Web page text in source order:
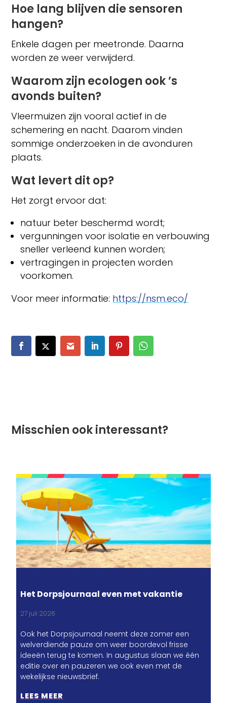
Hoe lang blijven die sensoren
hangen?
Enkele dagen per meetronde. Daarna
worden ze weer verwijderd.
Waarom zijn ecologen ook ’s
avonds buiten?
Vleermuizen zijn vooral actief in de
schemering en nacht. Daarom vinden
sommige onderzoeken in de avonduren
plaats.
Wat levert dit op?
Het zorgt ervoor dat:
natuur beter beschermd wordt;
vergunningen voor isolatie en verbouwing
sneller verleend kunnen worden;
vertragingen in projecten worden
voorkomen.
Voor meer informatie: https://nsm.eco/
Misschien ook interessant?
Het Dorpsjournaal even met vakantie
27 juli 2026
Ook het Dorpsjournaal neemt deze zomer een
welverdiende pauze om weer boordevol frisse
ideeën terug te komen. In augustus slaan we één
editie over en pauzeren we ook even met de
wekelijkse nieuwsbrief.
LEES MEER